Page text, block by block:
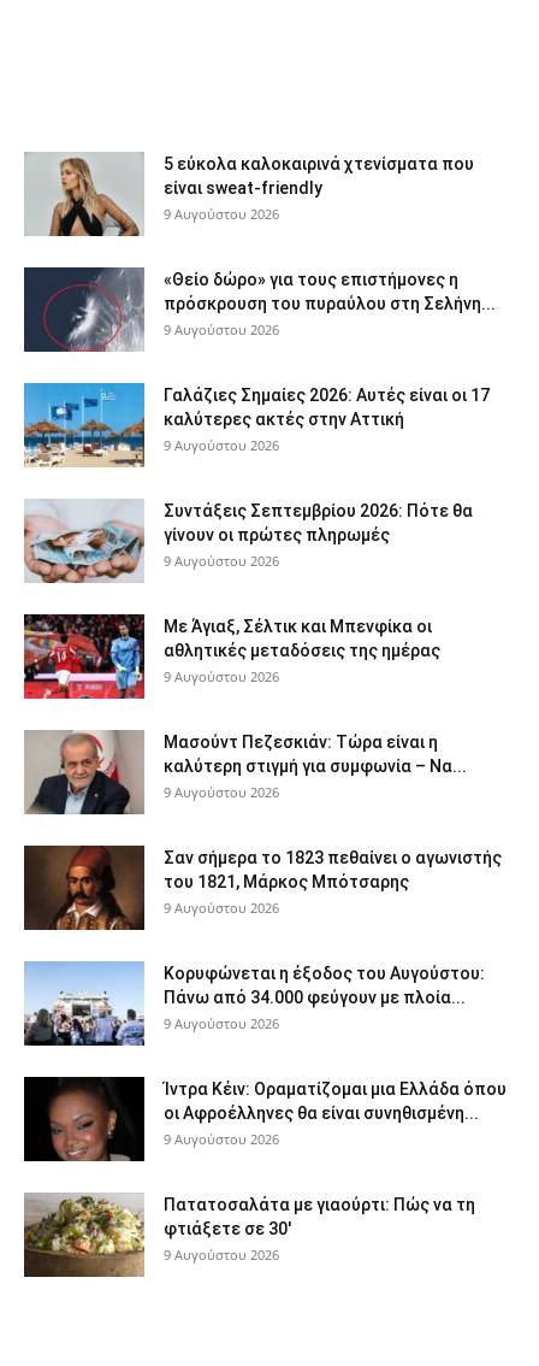
5 εύκολα καλοκαιρινά χτενίσματα που
είναι sweat-friendly
9 Αυγούστου 2026
«Θείο δώρο» για τους επιστήμονες η
πρόσκρουση του πυραύλου στη Σελήνη...
9 Αυγούστου 2026
Γαλάζιες Σημαίες 2026: Αυτές είναι οι 17
καλύτερες ακτές στην Αττική
9 Αυγούστου 2026
Συντάξεις Σεπτεμβρίου 2026: Πότε θα
γίνουν οι πρώτες πληρωμές
9 Αυγούστου 2026
Με Άγιαξ, Σέλτικ και Μπενφίκα οι
αθλητικές μεταδόσεις της ημέρας
9 Αυγούστου 2026
Μασούντ Πεζεσκιάν: Τώρα είναι η
καλύτερη στιγμή για συμφωνία – Να...
9 Αυγούστου 2026
Σαν σήμερα το 1823 πεθαίνει ο αγωνιστής
του 1821, Μάρκος Μπότσαρης
9 Αυγούστου 2026
Κορυφώνεται η έξοδος του Αυγούστου:
Πάνω από 34.000 φεύγουν με πλοία...
9 Αυγούστου 2026
Ίντρα Κέιν: Οραματίζομαι μια Ελλάδα όπου
οι Αφροέλληνες θα είναι συνηθισμένη...
9 Αυγούστου 2026
Πατατοσαλάτα με γιαούρτι: Πώς να τη
φτιάξετε σε 30′
9 Αυγούστου 2026